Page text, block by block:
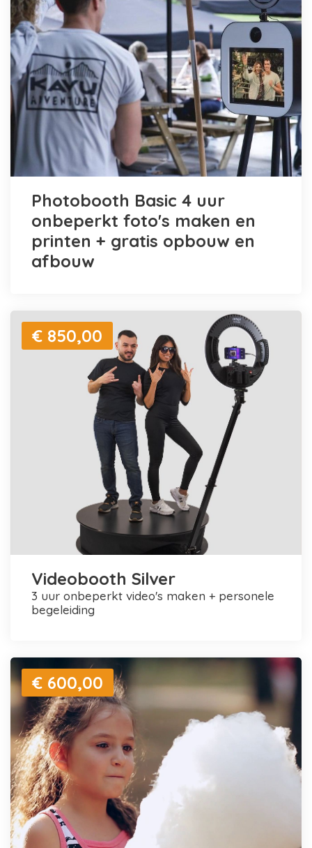
Photobooth Basic 4 uur
onbeperkt foto's maken en
printen + gratis opbouw en
afbouw
€ 850,00
Videobooth Silver
3 uur onbeperkt video's maken + personele
begeleiding
€ 600,00